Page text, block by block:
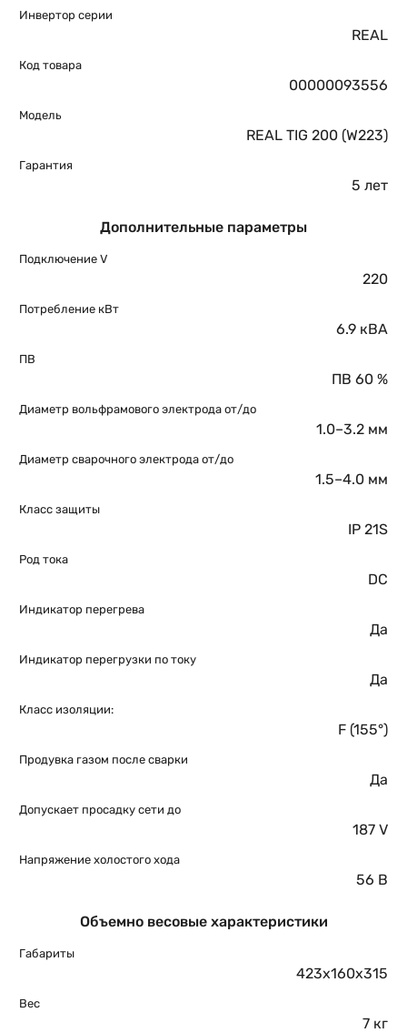
Инвертор серии
REAL
Код товара
00000093556
Модель
REAL TIG 200 (W223)
Гарантия
5 лет
Дополнительные параметры
Подключение V
220
Потребление кВт
6.9 кВА
ПВ
ПВ 60 %
Диаметр вольфрамового электрода от/до
1.0–3.2 мм
Диаметр сварочного электрода от/до
1.5–4.0 мм
Класс защиты
IP 21S
Род тока
DC
Индикатор перегрева
Да
Индикатор перегрузки по току
Да
Класс изоляции:
F (155°)
Продувка газом после сварки
Да
Допускает просадку сети до
187 V
Напряжение холостого хода
56 В
Объемно весовые характеристики
Габариты
423x160x315
Вес
7 кг